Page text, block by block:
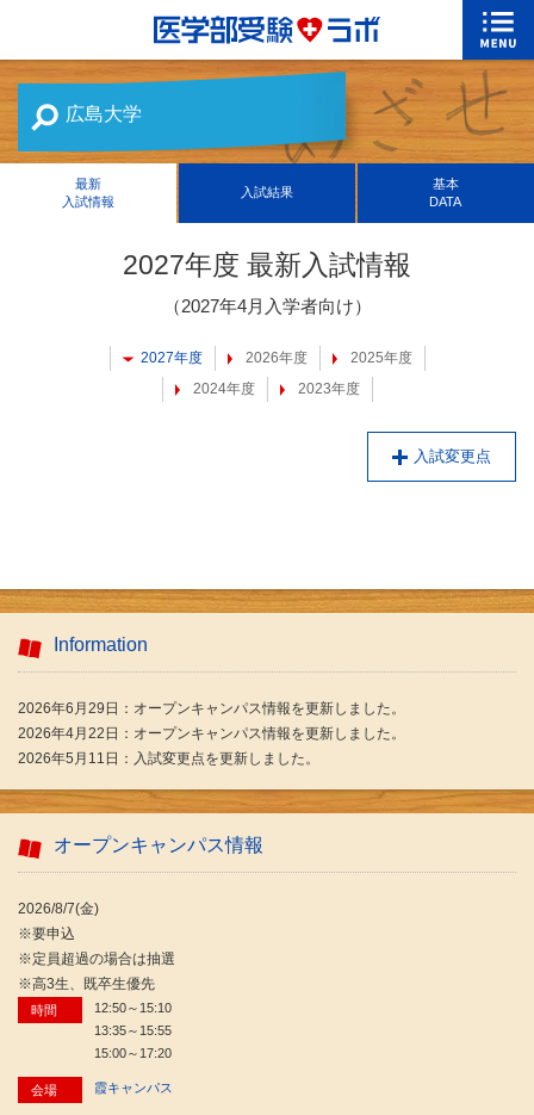
広島大学
最新
入試情報
入試結果
基本
DATA
2027年度 最新入試情報
（2027年4月入学者向け）
2027年度 2026年度
2025年度
2024年度
2023年度
入試変更点
Information
2026年6月29日：オープンキャンパス情報を更新しました。
2026年4月22日：オープンキャンパス情報を更新しました。
2026年5月11日：入試変更点を更新しました。
オープンキャンパス情報
2026/8/7(金)
※要申込
※定員超過の場合は抽選
※高3生、既卒生優先
時間
12:50～15:10
13:35～15:55
15:00～17:20
会場 霞キャンパス